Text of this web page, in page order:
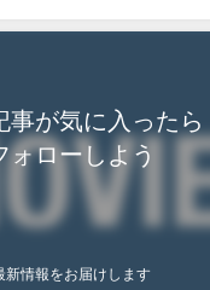
事が気に入ったら
ォローしよう
新情報をお届けします